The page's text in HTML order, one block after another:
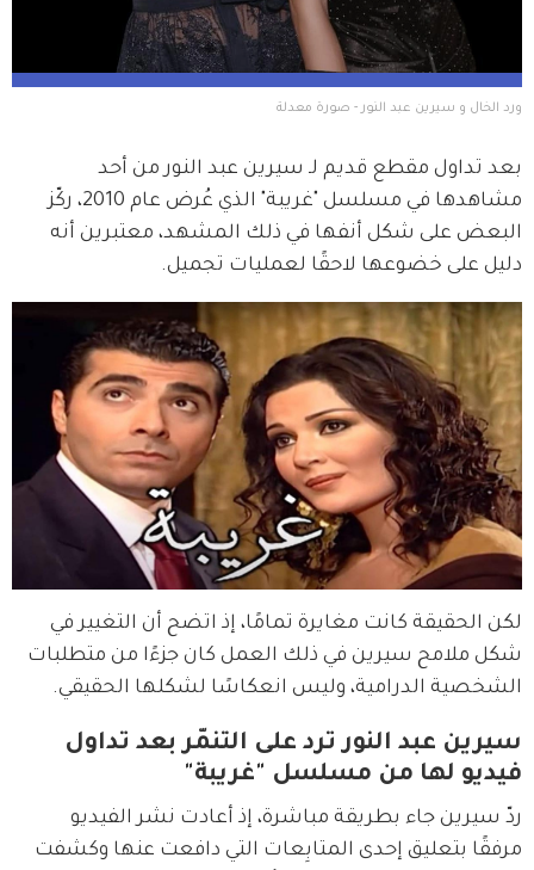
ورد الخال و سيرين عبد النور - صورة معدلة
بعد تداول مقطع قديم لـ سيرين عبد النور من أحد
مشاهدها في مسلسل "غريبة" الذي عُرض عام 2010، ركّز
البعض على شكل أنفها في ذلك المشهد، معتبرين أنه
دليل على خضوعها لاحقًا لعمليات تجميل.
لكن الحقيقة كانت مغايرة تمامًا، إذ اتضح أن التغيير في
شكل ملامح سيرين في ذلك العمل كان جزءًا من متطلبات
الشخصية الدرامية، وليس انعكاسًا لشكلها الحقيقي.
سيرين عبد النور ترد على التنمّر بعد تداول
فيديو لها من مسلسل "غريبة"
ردّ سيرين جاء بطريقة مباشرة، إذ أعادت نشر الفيديو
مرفقًا بتعليق إحدى المتابِعات التي دافعت عنها وكشفت